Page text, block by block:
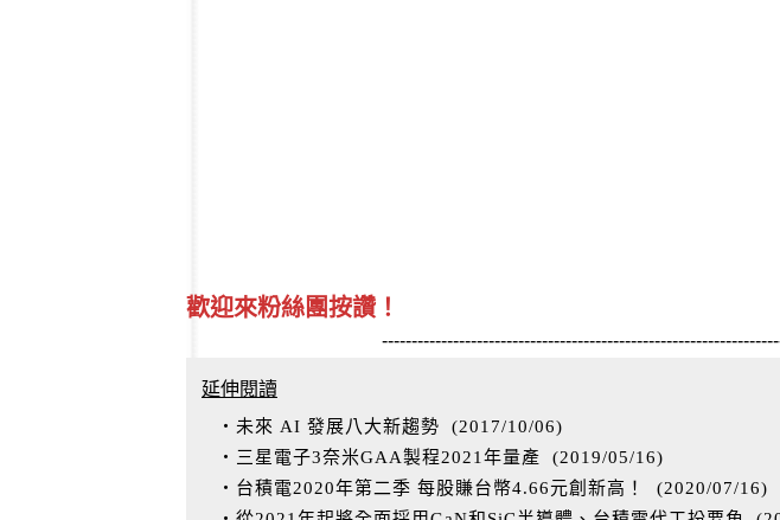
歡迎來粉絲團按讚！
延伸閱讀
‧未來 AI 發展八大新趨勢 (2017/10/06)
‧三星電子3奈米GAA製程2021年量產 (2019/05/16)
‧台積電2020年第二季 每股賺台幣4.66元創新高！
(2020/07/16)